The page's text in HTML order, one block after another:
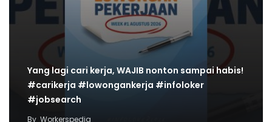
Yang lagi cari kerja, WAJIB nonton sampai habis!
#carikerja #lowongankerja #infoloker
#jobsearch
By Workerspedia